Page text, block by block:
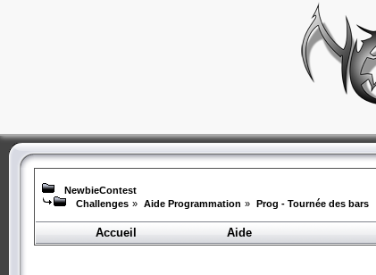
NewbieContest
Challenges » Aide Programmation » Prog - Tournée des bars
Accueil
Aide